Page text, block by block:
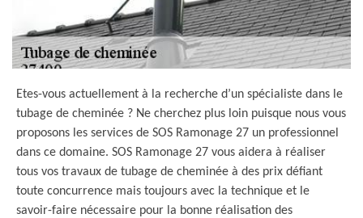
Etes-vous actuellement à la recherche d’un spécialiste dans le
tubage de cheminée ? Ne cherchez plus loin puisque nous vous
proposons les services de SOS Ramonage 27 un professionnel
dans ce domaine. SOS Ramonage 27 vous aidera à réaliser
tous vos travaux de tubage de cheminée à des prix défiant
toute concurrence mais toujours avec la technique et le
savoir-faire nécessaire pour la bonne réalisation des